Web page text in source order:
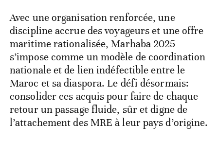
Avec une organisation renforcée, une
discipline accrue des voyageurs et une offre
maritime rationalisée, Marhaba 2025
s’impose comme un modèle de coordination
nationale et de lien indéfectible entre le
Maroc et sa diaspora. Le défi désormais:
consolider ces acquis pour faire de chaque
retour un passage fluide, sûr et digne de
l’attachement des MRE à leur pays d’origine.